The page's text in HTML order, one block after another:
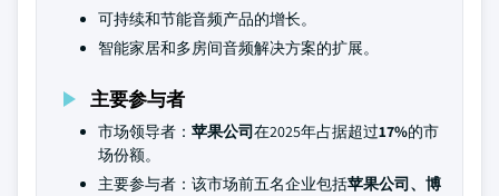
可持续和节能音频产品的增长。
智能家居和多房间音频解决方案的扩展。
主要参与者
市场领导者： 苹果公司在2025年占据超过17%的市
场份额。
主要参与者：该市场前五名企业包括苹果公司、博